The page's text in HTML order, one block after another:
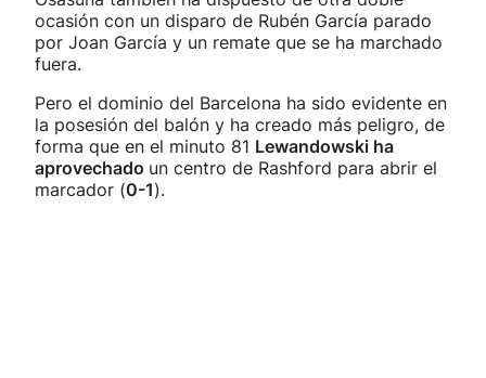
ocasión con un disparo de Rubén García parado
por Joan García y un remate que se ha marchado
fuera.
Pero el dominio del Barcelona ha sido evidente en
la posesión del balón y ha creado más peligro, de
forma que en el minuto 81 Lewandowski ha
aprovechado un centro de Rashford para abrir el
marcador (0-1).